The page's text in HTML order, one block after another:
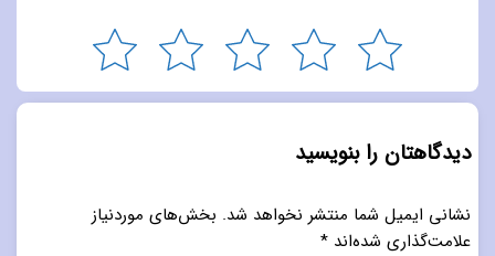
دیدگاهتان را بنویسید
نشانی ایمیل شما منتشر نخواهد شد. بخش‌های موردنیاز
علامت‌گذاری شده‌اند *